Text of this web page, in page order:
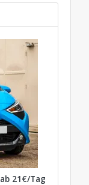
ab 21€/Tag